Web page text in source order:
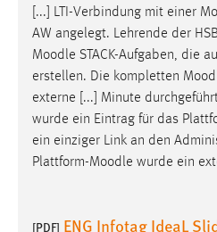
[...] LTI-Verbindung mit einer
AW angelegt. Lehrende der
Moodle STACK-Aufgaben, die
erstellen. Die kompletten
externe [...] Minute
wurde ein Eintrag für das
ein einziger Link an den
Plattform-Moodle wurde ein
[PDF] ENG Infotag IdeaL